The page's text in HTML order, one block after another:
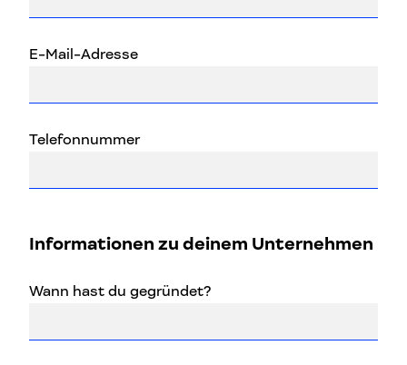
E-Mail-Adresse
Telefonnummer
Informationen zu deinem Unternehmen
Wann hast du gegründet?